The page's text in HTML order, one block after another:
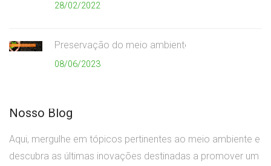
28/02/2022
Preservação do meio ambiente
08/06/2023
Nosso Blog
Aqui, mergulhe em tópicos pertinentes ao meio ambiente e
descubra as últimas inovações destinadas a promover um